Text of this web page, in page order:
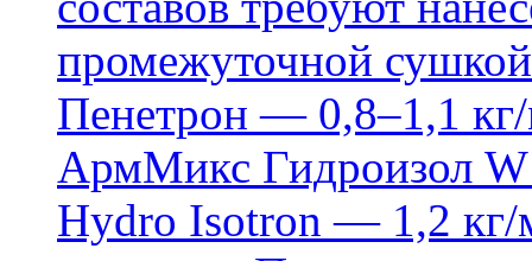
промежуточной
Пенетрон — 0,8–1,1 кг/
АрмМикс Гидроизол
Hydro Isotron — 1,2 кг/